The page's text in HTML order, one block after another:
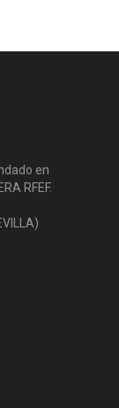
en
RFEF.